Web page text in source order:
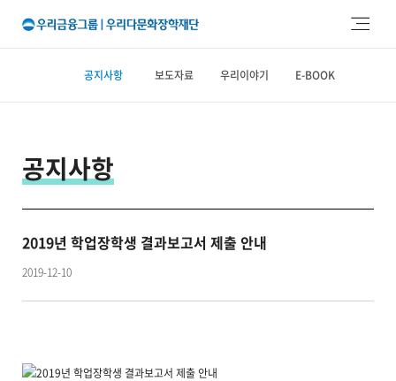
본문 바로가기
주메뉴 바로가기
공지사항 보도자료 우리이야기 E-BOOK
공지사항
2019년 학업장학생 결과보고서 제출 안내
2019-12-10